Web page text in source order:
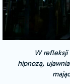
W refleksji
hipnozą,